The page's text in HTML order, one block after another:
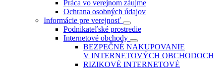
Práca vo verejnom záujme
Ochrana osobných údajov
Informácie pre verejnosť
Podnikateľské prostredie
Internetové obchody
BEZPEČNÉ NAKUPOVANIE
V INTERNETOVÝCH OBCHODOCH
RIZIKOVÉ INTERNETOVÉ